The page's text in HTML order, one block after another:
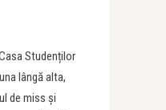
Studenților
lângă alta,
de miss și